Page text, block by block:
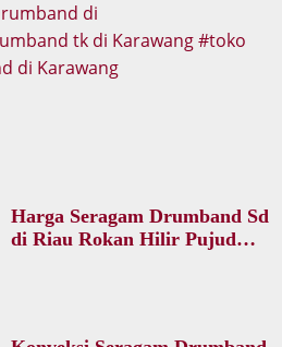
di
tk di Karawang
toko
di Karawang
Harga Seragam Drumband Sd
di Riau Rokan Hilir Pujud